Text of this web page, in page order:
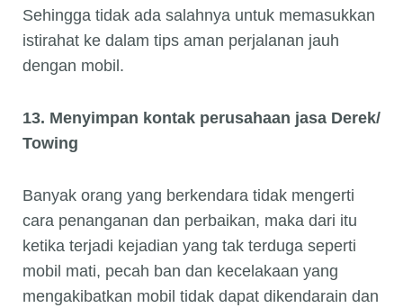
Sehingga tidak ada salahnya untuk memasukkan
istirahat ke dalam tips aman perjalanan jauh
dengan mobil.
13. Menyimpan kontak perusahaan jasa Derek/
Towing
Banyak orang yang berkendara tidak mengerti
cara penanganan dan perbaikan, maka dari itu
ketika terjadi kejadian yang tak terduga seperti
mobil mati, pecah ban dan kecelakaan yang
mengakibatkan mobil tidak dapat dikendarain dan